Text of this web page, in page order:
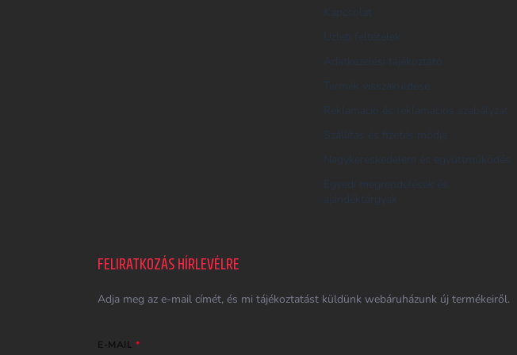
Kapcsolat
Üzleti feltételek
Adatkezelési tájékoztató
Termék visszaküldése
Reklamáció és reklamációs szabályzat
Szállítás és fizetés módja
Nagykereskedelem és együttműködés
Egyedi megrendelések és
ajándéktárgyak
FELIRATKOZÁS HÍRLEVÉLRE
Adja meg az e-mail címét, és mi tájékoztatást küldünk webáruházunk új termékeiről.
E-MAIL